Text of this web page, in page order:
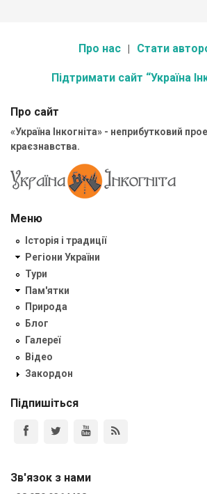
Про нас Стати
Підтримати сайт “Україна
Про сайт
«Україна Інкогніта» - неприбутковий
краєзнавства.
Меню
Історія і традиції
Регіони України
Тури
Пам'ятки
Природа
Блог
Галереї
Відео
Закордон
Підпишіться
Зв'язок з нами